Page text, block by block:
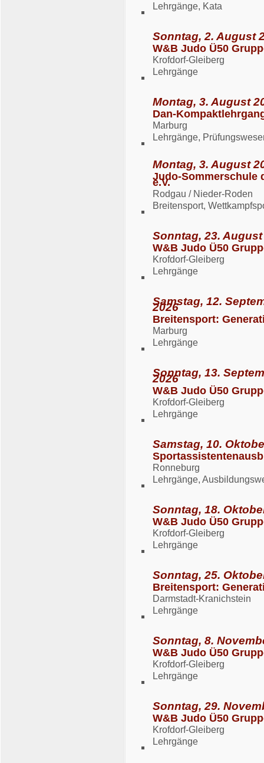
Lehrgänge, Kata
Sonntag, 2. August
W&B Judo Ü50
Krofdorf-Gleiberg
Lehrgänge
Montag, 3. August
Dan-
Marburg
Lehrgänge,
Montag, 3. August
Judo-Sommerschule
e.V.
Rodgau / Nieder-Roden
Breitensport,
Sonntag, 23.
W&B Judo Ü50
Krofdorf-Gleiberg
Lehrgänge
Samstag, 12.
2026
Breitensport:
Marburg
Lehrgänge
Sonntag, 13.
2026
W&B Judo Ü50
Krofdorf-Gleiberg
Lehrgänge
Samstag, 10.
Ronneburg
Lehrgänge,
Sonntag, 18.
W&B Judo Ü50
Krofdorf-Gleiberg
Lehrgänge
Sonntag, 25.
Breitensport:
Darmstadt-Kranichstein
Lehrgänge
Sonntag, 8.
W&B Judo Ü50
Krofdorf-Gleiberg
Lehrgänge
Sonntag, 29.
W&B Judo Ü50
Krofdorf-Gleiberg
Lehrgänge